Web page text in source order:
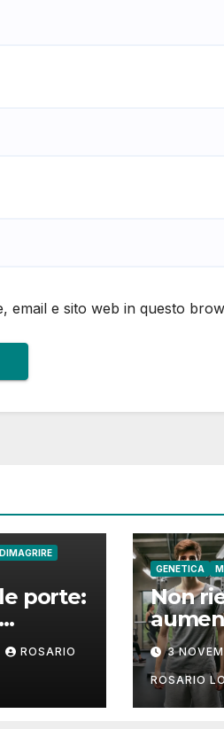
email e sito web in questo
DIMAGRIRE
porte:
ROSARIO
GENETICA
Non
come
3
ROSARIO